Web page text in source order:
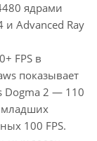
ядрами
и Advanced Ray
FPS в
показывает
Dogma 2 — 110
младших
100 FPS.